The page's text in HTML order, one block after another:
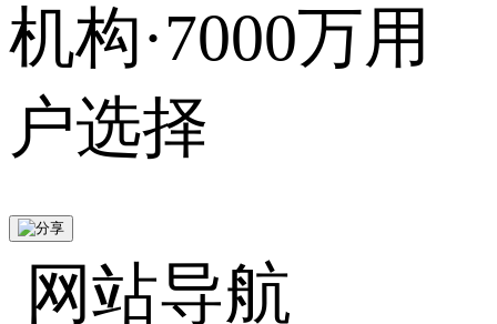
机构·7000万用
户选择
网站导航